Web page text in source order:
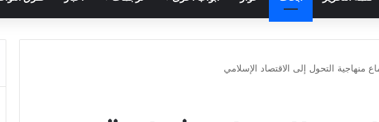
منهاجية التحول إلى الاقتصاد الإسلامي